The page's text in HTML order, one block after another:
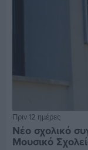
Πριν 12 ημέρες
Νέο σχολικό
Μουσικό